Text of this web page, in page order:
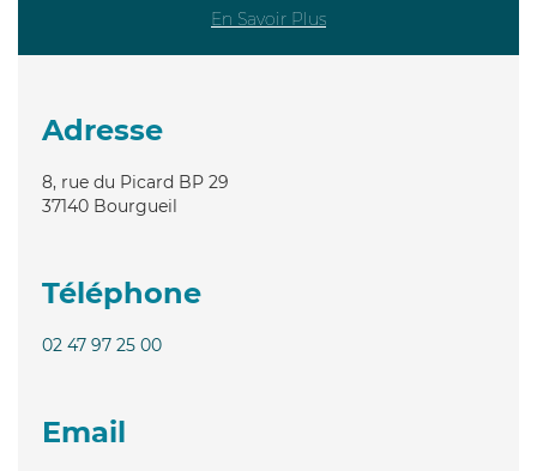
En Savoir Plus
Adresse
8, rue du Picard BP 29
37140 Bourgueil
Téléphone
02 47 97 25 00
Email